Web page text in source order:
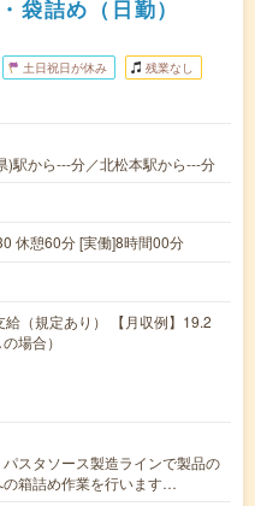
袋詰め（日勤）
土日祝日が休み 残業なし
)駅から---分／北松本駅から---分
休憩60分 [実働]8時間00分
（規定あり） 【月収例】19.2
場合）
スタソース製造ラインで製品の
箱詰め作業を行います…